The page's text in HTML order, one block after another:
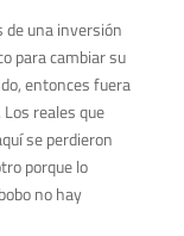
de una inversión
para cambiar su
entonces fuera
reales que
se perdieron
porque lo
no hay